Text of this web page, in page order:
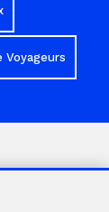
Voyageurs